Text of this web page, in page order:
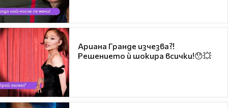
Ариана Гранде изчезва?!
Решението ѝ шокира всички!😯💥